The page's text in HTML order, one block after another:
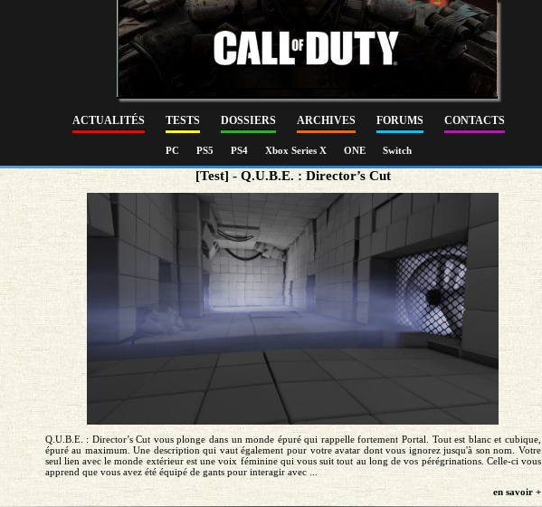
ACTUALITÉS TESTS DOSSIERS ARCHIVES FORUMS CONTACTS
PC PS5 PS4 Xbox Series X ONE Switch
[Test] - Q.U.B.E. : Director’s Cut
Q.U.B.E. : Director’s Cut vous plonge dans un monde épuré qui rappelle fortement Portal. Tout est blanc et cubique,
épuré au maximum. Une description qui vaut également pour votre avatar dont vous ignorez jusqu'à son nom. Votre
seul lien avec le monde extérieur est une voix féminine qui vous suit tout au long de vos pérégrinations. Celle-ci vous
apprend que vous avez été équipé de gants pour interagir avec ...
en savoir +